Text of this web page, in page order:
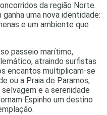
da região Norte.
uma nova identidade:
e um ambiente que
passeio marítimo,
atraindo surfistas
encantos multiplicam-se
ou a Praia de Paramos,
e a serenidade
Espinho um destino